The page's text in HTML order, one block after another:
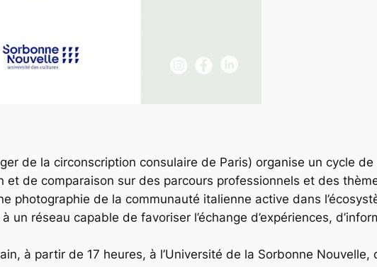
de la circonscription consulaire de Paris) organise un cycle de
et de comparaison sur des parcours professionnels et des
photographie de la communauté italienne active dans
un réseau capable de favoriser l’échange d’expériences,
à partir de 17 heures, à l’Université de la Sorbonne